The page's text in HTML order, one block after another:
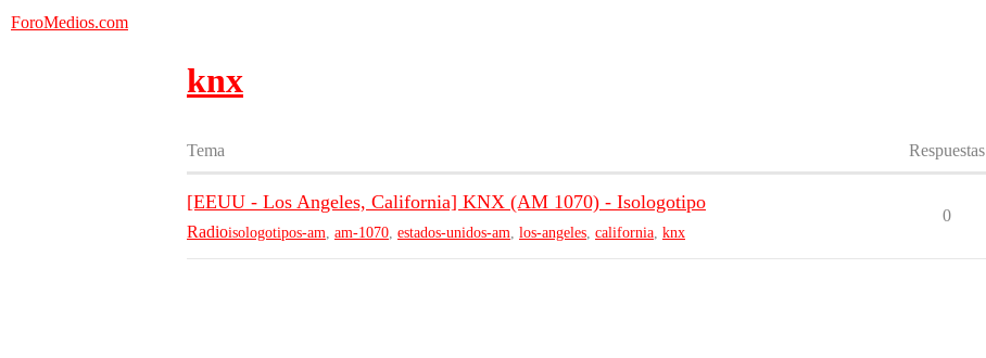
ForoMedios.com
knx
Tema Respuestas
[EEUU - Los Angeles, California] KNX (AM 1070) - Isologotipo
Radioisologotipos-am am-1070 estados-unidos-am los-angeles california knx
0